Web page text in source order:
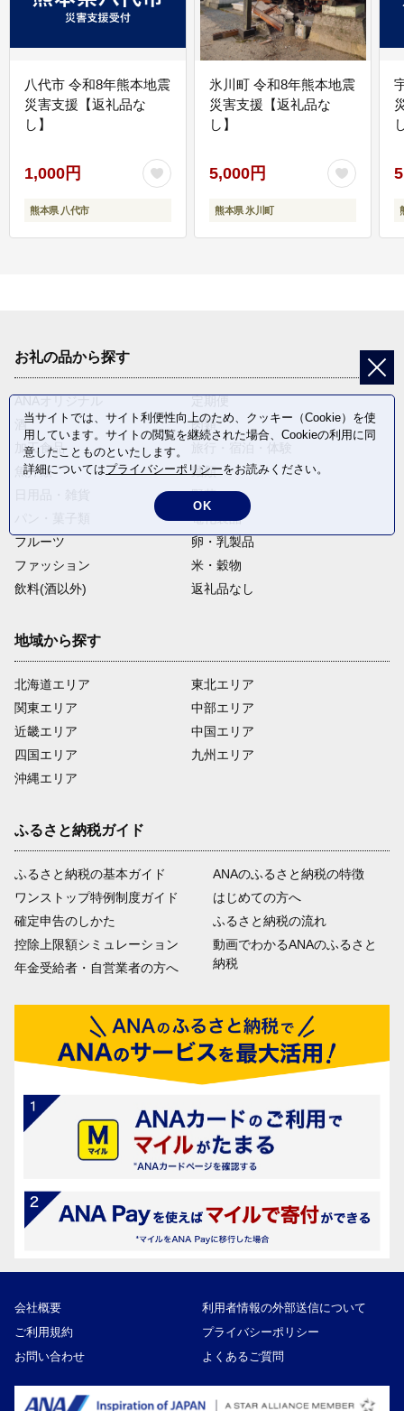
八代市 令和8年熊本地震
災害支援【返礼品な
し】
1,000円
熊本県 八代市
氷川町 令和8年熊本地震
災害支援【返礼品な
し】
5,000円
熊本県 氷川町
お礼の品から探す
酒
肉類
加工食品
魚介類
麺類
野菜
電化製品
フルーツ
卵・乳製品
ファッション
米・穀物
飲料(酒以外)
返礼品なし
地域から探す
北海道エリア
関東エリア
近畿エリア
四国エリア
沖縄エリア
東北エリア
中部エリア
中国エリア
九州エリア
ふるさと納税ガイド
ふるさと納税の基本ガイド
ワンストップ特例制度ガイド
確定申告のしかた
控除上限額シミュレーション
年金受給者・自営業者の方へ
ANAのふるさと納税の特徴
はじめての方へ
ふるさと納税の流れ
動画でわかるANAのふるさと
納税
会社概要
利用者情報の外部送信について
ご利用規約
プライバシーポリシー
お問い合わせ
よくあるご質問
当サイトでは、サイト利便性向上のため、クッキー（Cookie）を使
用しています。サイトの閲覧を継続された場合、Cookieの利用に同
意したことものといたします。
詳細についてはプライバシーポリシーをお読みください。
OK